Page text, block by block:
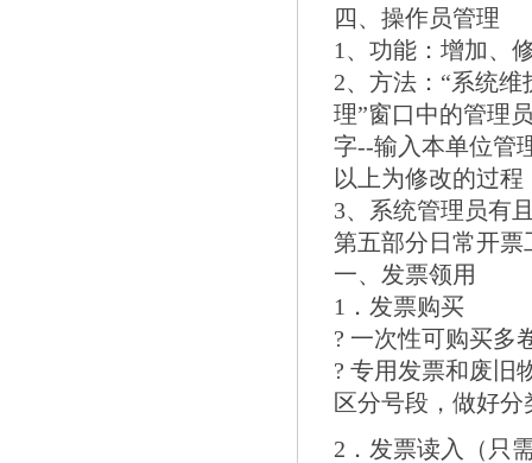
四、操作员管理
1、功能：增加、
2、方法：“系统
理”窗口中的管理
字--输入本单位管
以上为修改的过程
3、系统管理员有
第五部分日常开票
一、发票领用
1．发票购买
? 一次性可购买多
? 专用发票和废旧
区分号段，做好分
2．发票读入（只